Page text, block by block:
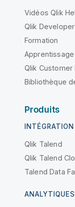
Vidéos Qlik
Qlik Developer
Formation
Apprentissage
Qlik Customer
Bibliothèque
Produits
Qlik Talend
Qlik Talend
Talend Data